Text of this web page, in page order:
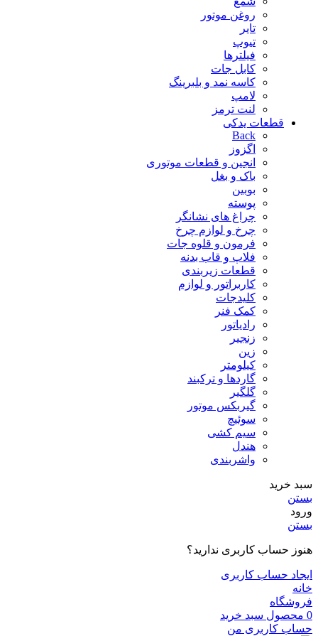
روغن موتور
تایر
تیوپ
فیلترها
کابل جات
کاسه نمد و بلبرینگ
لامپ
لنت ترمز
قطعات یدکی
Back
اگزوز
انجین و قطعات موتوری
باک و بغل
بوبین
پوسته
چراغ های نشانگر
چرخ و لوازم چرخ
فرمون و قلوه جات
فلاپ و قاب بدنه
قطعات زیربندی
کاربراتور و لوازم
کلیدجات
کمک فنر
رادیاتور
زنجیر
زین
کیلومتر
گاردها و ترکبند
گلگیر
گیربکس موتور
سوئیچ
سیم کشی
هندل
واشربندی
سبد خرید
بستن
ورود
بستن
هنوز حساب کاربری ندارید؟
ایجاد حساب کاربری
خانه
فروشگاه
0 محصول سبد خرید
حساب کاربری من